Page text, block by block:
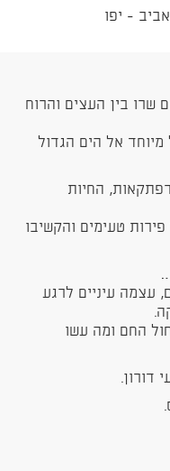
שרו בין העצים והרוח
מיוחד אל הים הגדול
החיות
טעימים והקשיבו
עצמה עיניים לרגע
החם ומה עשו
דורון.